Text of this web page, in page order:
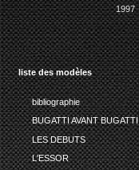
liste des modèles
bibliographie
BUGATTI AVANT BUGATTI
LES DEBUTS
L'ESSOR
1997